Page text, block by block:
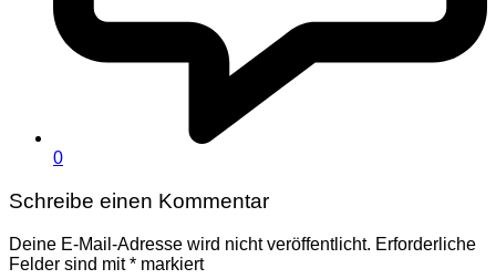
0
Schreibe einen Kommentar
Deine E-Mail-Adresse wird nicht veröffentlicht. Erforderliche
Felder sind mit* markiert